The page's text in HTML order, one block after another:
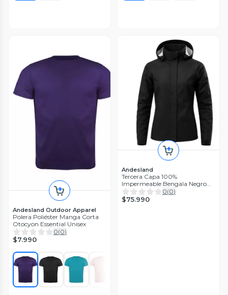
Andesland Outdoor Apparel
Polera Poliéster Manga Corta
Otocyon Essential Unisex
0(0)
$7.990
Andesland
Tercera Capa 100%
Impermeable Bengala Negro
Mujer
0(0)
$75.990